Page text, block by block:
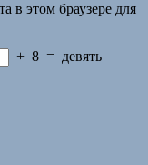
в этом браузере для
+ 8 = девять